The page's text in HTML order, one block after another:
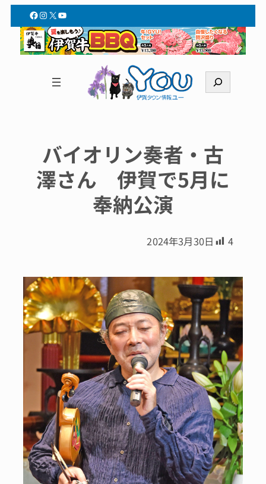
Facebook
Instagram
X YouTube
索
バイオリン奏者・古
澤さん 伊賀で5月に
奉納公演
2024年3月30日 4